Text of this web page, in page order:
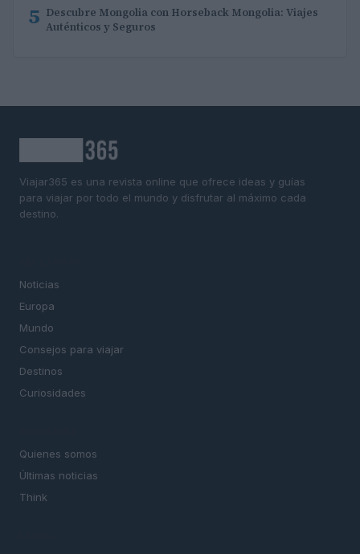
5 Descubre Mongolia con Horseback Mongolia: Viajes
Auténticos y Seguros
Viajar365 es una revista online que ofrece ideas y guías
para viajar por todo el mundo y disfrutar al máximo cada
destino.
Noticias
Europa
Mundo
Consejos para viajar
Destinos
Curiosidades
Quienes somos
Últimas noticias
Think